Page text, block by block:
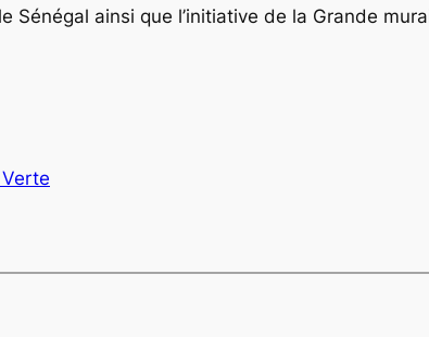
Sénégal ainsi que l’initiative de la Grande